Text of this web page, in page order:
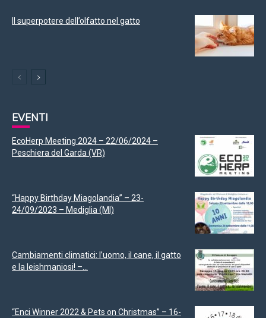
Il superpotere dell’olfatto nel gatto
EVENTI
EcoHerp Meeting 2024 – 22/06/2024 –
Peschiera del Garda (VR)
“Happy Birthday Miagolandia” – 23-
24/09/2023 – Mediglia (MI)
Cambiamenti climatici: l’uomo, il cane, il gatto
e la leishmaniosi! –...
“Enci Winner 2022 & Pets on Christmas” – 16-